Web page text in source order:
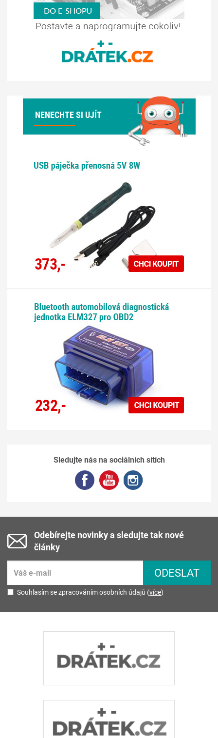
NENECHTE SI UJÍT
Sledujte nás na sociálních sítích
Odebírejte novinky a sledujte tak nové
články
Souhlasím se zpracováním osobních údajů (více)